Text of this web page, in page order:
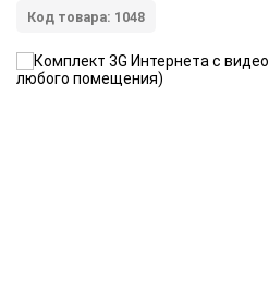
Код товара: 1048